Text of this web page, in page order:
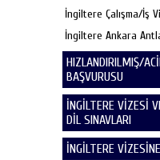
İngiltere Çalışma/İş
İngiltere Ankara
HIZLANDIRILMIŞ/
BAŞVURUSU
İNGİLTERE VİZESİ
DİL SINAVLARI
İNGİLTERE